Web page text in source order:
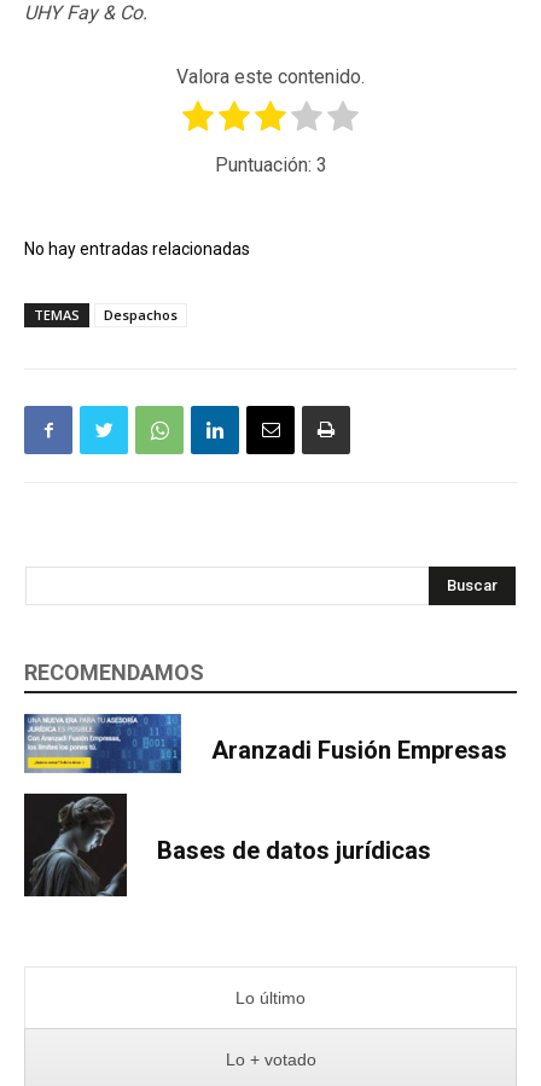
UHY Fay & Co.
Valora este contenido.
Puntuación: 3
No hay entradas relacionadas
TEMAS Despachos
Buscar
RECOMENDAMOS
Aranzadi Fusión Empresas
Bases de datos jurídicas
Lo último
Lo + votado